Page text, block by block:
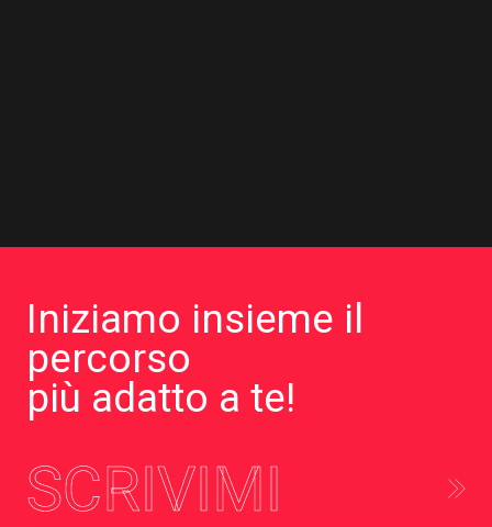
Iniziamo insieme il
percorso
più adatto a te!
SCRIVIMI